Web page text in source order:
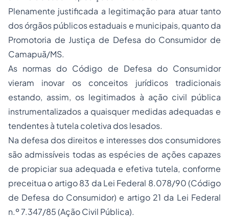
Plenamente justificada a legitimação para atuar tanto
dos órgãos públicos estaduais e municipais, quanto da
Promotoria de Justiça de Defesa do Consumidor de
Camapuã/MS.
As normas do Código de Defesa do Consumidor
vieram inovar os conceitos jurídicos tradicionais
estando, assim, os legitimados à ação civil pública
instrumentalizados a quaisquer medidas adequadas e
tendentes à tutela coletiva dos lesados.
Na defesa dos direitos e interesses dos consumidores
são admissíveis todas as espécies de ações capazes
de propiciar sua adequada e efetiva tutela, conforme
preceitua o artigo 83 da Lei Federal 8.078/90 (Código
de Defesa do Consumidor) e artigo 21 da Lei Federal
n.º 7.347/85 (Ação Civil Pública).